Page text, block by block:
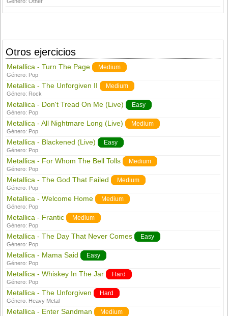
Otros ejercicios
Metallica - Turn The Page Medium
Género: Pop
Metallica - The Unforgiven II Medium
Género: Rock
Metallica - Don't Tread On Me (Live) Easy
Género: Pop
Metallica - All Nightmare Long (Live) Medium
Género: Pop
Metallica - Blackened (Live) Easy
Género: Pop
Metallica - For Whom The Bell Tolls Medium
Género: Pop
Metallica - The God That Failed Medium
Género: Pop
Metallica - Welcome Home Medium
Género: Pop
Metallica - Frantic Medium
Género: Pop
Metallica - The Day That Never Comes Easy
Género: Pop
Metallica - Mama Said Easy
Género: Pop
Metallica - Whiskey In The Jar Hard
Género: Pop
Metallica - The Unforgiven Hard
Género: Heavy Metal
Metallica - Enter Sandman Medium